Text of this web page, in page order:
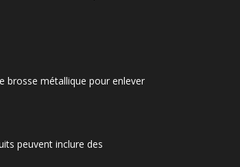
brosse métallique pour enlever
peuvent inclure des